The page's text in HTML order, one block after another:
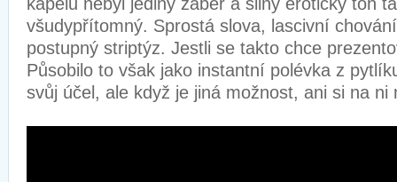
všudypřítomný. Sprostá slova, lascivní
postupný striptýz. Jestli se takto chce
Působilo to však jako instantní polévka z
svůj účel, ale když je jiná možnost, ani si na ni